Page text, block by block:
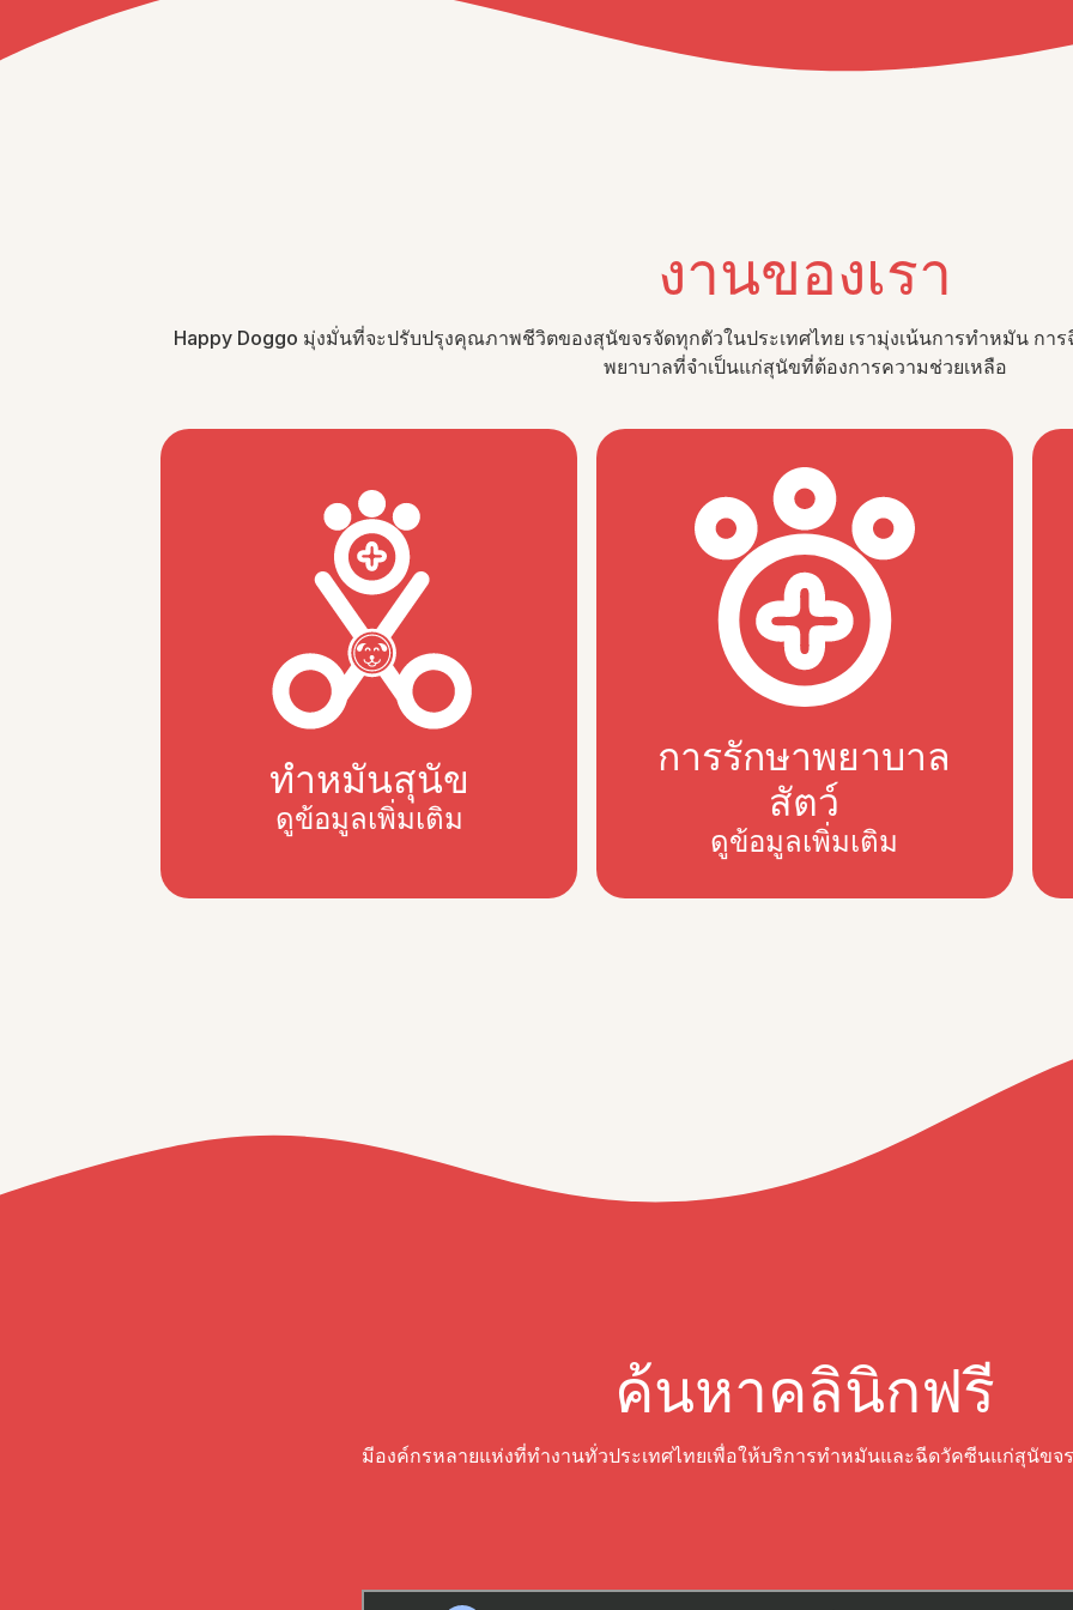
งานของเรา
Happy Doggo มุ่งมั่นที่จะปรับปรุงคุณภาพชีวิตของสุนัขจรจัดทุกตัวในประเทศไทย เรามุ่งเน้นการทำหมัน กา
พยาบาลที่จำเป็นแก่สุนัขที่ต้องการความช่วยเหลือ
ทำหมันสุนัข
ดูข้อมูลเพิ่มเติม
การรักษาพยาบาล
สัตว์
ดูข้อมูลเพิ่มเติม
ค้นหาคลินิกฟรี
มีองค์กรหลายแห่งที่ทำงานทั่วประเทศไทยเพื่อให้บริการทำหมันและฉีดวัคซีนแก่สุนัขจ